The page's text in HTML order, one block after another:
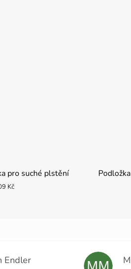
pro suché plstění
Kč
Endler MM